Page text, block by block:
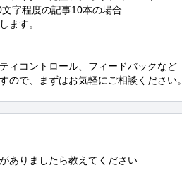
字程度の記事10本の場合
ます。
ィコントロール、フィードバックなど
ので、まずはお気軽にご相談ください。
ありましたら教えてください